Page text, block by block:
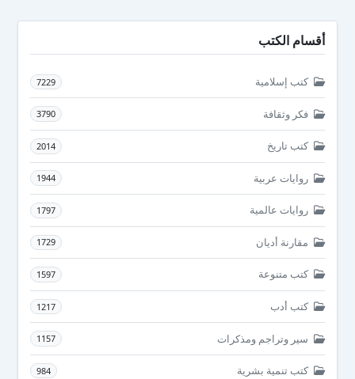
أقسام الكتب
كتب إسلامية 7229
فكر وثقافة 3790
كتب تاريخ 2014
روايات عربية 1944
روايات عالمية 1797
مقارنة أديان 1729
كتب متنوعة 1597
كتب أدب 1217
سير وتراجم ومذكرات 1157
كتب تنمية بشرية 984